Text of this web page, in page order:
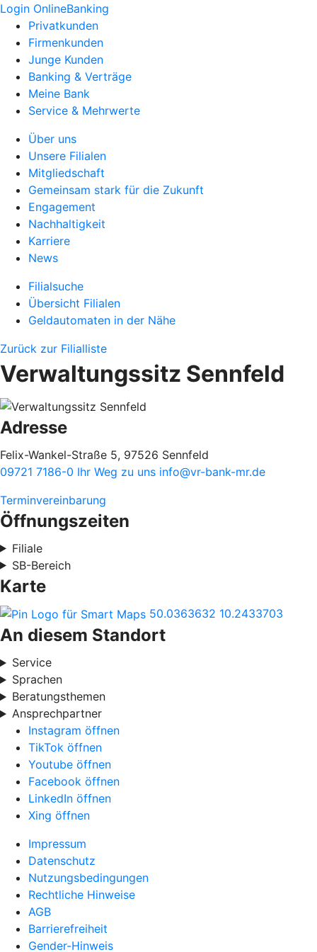
Login OnlineBanking
Privatkunden
Firmenkunden
Junge Kunden
Banking & Verträge
Meine Bank
Service & Mehrwerte
Über uns
Unsere Filialen
Mitgliedschaft
Gemeinsam stark für die Zukunft
Engagement
Nachhaltigkeit
Karriere
News
Filialsuche
Übersicht Filialen
Geldautomaten in der Nähe
Zurück zur Filialliste
Verwaltungssitz Sennfeld
Adresse
Felix-Wankel-Straße 5, 97526 Sennfeld
09721 7186-0 Ihr Weg zu uns info@vr-bank-mr.de
Terminvereinbarung
Öffnungszeiten
Filiale
SB-Bereich
Karte
50.0363632 10.2433703
An diesem Standort
Service
Sprachen
Beratungsthemen
Ansprechpartner
Instagram öffnen
TikTok öffnen
Youtube öffnen
Facebook öffnen
LinkedIn öffnen
Xing öffnen
Impressum
Datenschutz
Nutzungsbedingungen
Rechtliche Hinweise
AGB
Barrierefreiheit
Gender-Hinweis